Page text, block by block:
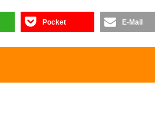
Pocket E-Mail